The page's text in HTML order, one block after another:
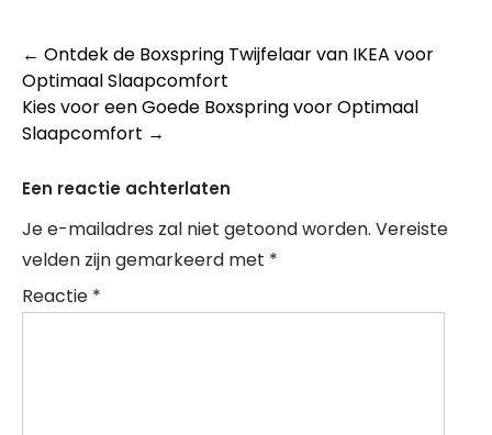
Berichtnavigatie
← Ontdek de Boxspring Twijfelaar van IKEA voor
Optimaal Slaapcomfort
Kies voor een Goede Boxspring voor Optimaal
Slaapcomfort →
Een reactie achterlaten
Je e-mailadres zal niet getoond worden. Vereiste
velden zijn gemarkeerd met *
Reactie *